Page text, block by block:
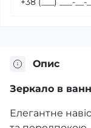
Опис
Зеркало в
Елегантне